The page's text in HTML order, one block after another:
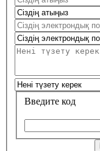
Введите код